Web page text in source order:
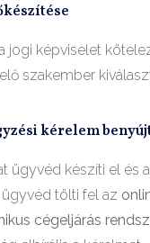
jogi képviselet
szakember
kérelem
ügyvéd készíti el és
tölti fel az
cégeljárás